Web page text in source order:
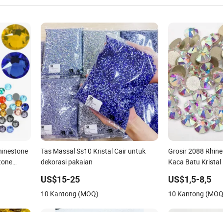
Tas Massal Ss10 Kristal Cair untuk
dekorasi pakaian
US$15-25
10 Kantong (MOQ)
Grosir 2088
Kaca Batu
US$1,5-8,5
10 Kantong